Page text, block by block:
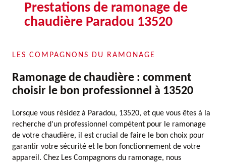
Prestations de ramonage de
chaudière Paradou 13520
LES COMPAGNONS DU RAMONAGE
Ramonage de chaudière : comment
choisir le bon professionnel à 13520
Lorsque vous résidez à Paradou, 13520, et que vous êtes à la
recherche d'un professionnel compétent pour le ramonage
de votre chaudière, il est crucial de faire le bon choix pour
garantir votre sécurité et le bon fonctionnement de votre
appareil. Chez Les Compagnons du ramonage, nous